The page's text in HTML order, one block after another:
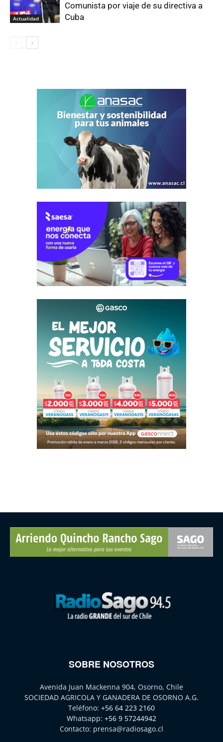
Actualidad
Comunista por viaje de su directiva a
Cuba
SOBRE NOSOTROS
Avenida Juan Mackenna 904, Osorno, Chile
SOCIEDAD AGRICOLA Y GANADERA DE OSORNO A.G.
Teléfono: +56 64 223 2160
Whatsapp: +56 9 57244942
Contacto: prensa@radiosago.cl